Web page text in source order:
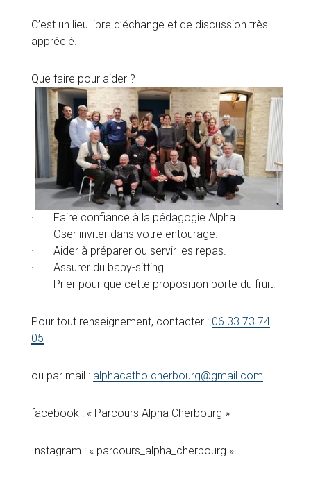
C’est un lieu libre d’échange et de discussion très
apprécié.
Que faire pour aider ?
· Faire confiance à la pédagogie Alpha.
· Oser inviter dans votre entourage.
· Aider à préparer ou servir les repas.
· Assurer du baby-sitting.
· Prier pour que cette proposition porte du fruit.
Pour tout renseignement, contacter : 06 33 73 74
05
ou par mail : alphacatho.cherbourg@gmail.com
facebook : « Parcours Alpha Cherbourg »
Instagram : « parcours_alpha_cherbourg »